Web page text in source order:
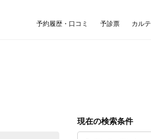
予約履歴・口コミ 予診票 カルテ
現在の検索条件